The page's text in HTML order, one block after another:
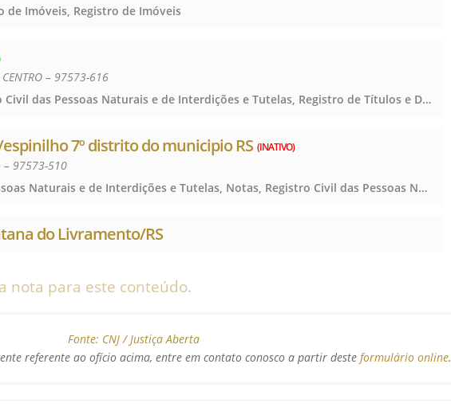
de Imóveis, Registro de Imóveis
CENTRO – 97573-616
Protesto de Títulos, Registro Civil das Pessoas Naturais e de Interdições e Tutelas, Registro de Títulos e Documentos e Civis das Pessoas Jurídicas, Protesto de Títulos, Registro Civil das Pessoas Naturais e de Interdições e Tutelas, Registro de Títulos e Documentos e Civis das Pessoas Jurídicas, Protesto de Títulos, Registro Civil das Pessoas Naturais e de Interdições e Tutelas, Registro de Títulos e Documentos e Civis das Pessoas Jurídicas
7º distrito do municipio RS (INATIVO)
97573-510
Notas, Registro Civil das Pessoas Naturais e de Interdições e Tutelas, Notas, Registro Civil das Pessoas Naturais e de Interdições e Tutelas, Notas, Registro Civil das Pessoas Naturais e de Interdições e Tutelas
do Livramento/RS
nota para este conteúdo.
Fonte: CNJ / Justiça Aberta
referente ao ofício acima, entre em contato conosco a partir deste formulário online.